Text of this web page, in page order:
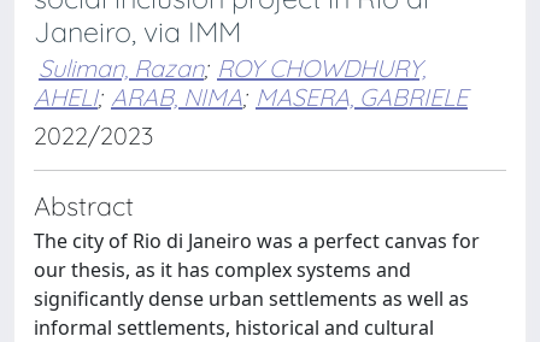
Janeiro, via IMM
Suliman, Razan; ROY CHOWDHURY,
AHELI; ARAB, NIMA; MASERA, GABRIELE
2022/2023
Abstract
The city of Rio di Janeiro was a perfect canvas for
our thesis, as it has complex systems and
significantly dense urban settlements as well as
informal settlements, historical and cultural